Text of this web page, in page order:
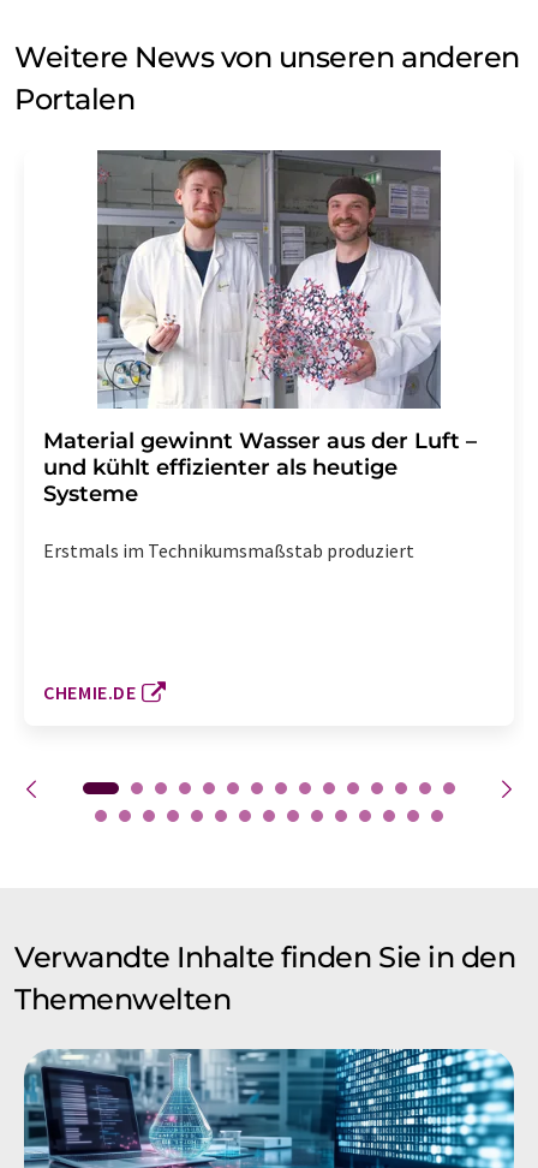
Weitere News von unseren anderen
Portalen
Material gewinnt Wasser aus der Luft –
und kühlt effizienter als heutige
Systeme
Erstmals im Technikumsmaßstab produziert
CHEMIE.DE
Verwandte Inhalte finden Sie in den
Themenwelten